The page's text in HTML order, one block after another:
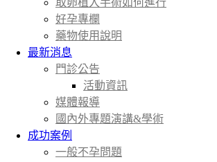
取卵植入手術如何進行
好孕專欄
藥物使用說明
最新消息
門診公告
活動資訊
媒體報導
國內外專題演講&學術
成功案例
一般不孕問題